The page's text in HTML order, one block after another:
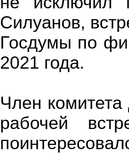
Силуанов,
Госдумы по
2021 года.
Член
рабочей